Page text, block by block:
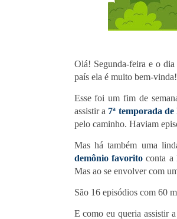
Olá! Segunda-feira e o
país ela é muito bem-vinda!
Esse foi um fim de
assistir a 7ª temporada
pelo caminho. Haviam
Mas há também uma
demônio favoritoconta a
Mas ao se envolver com
São 16 episódios com 60
E como eu queria assistir